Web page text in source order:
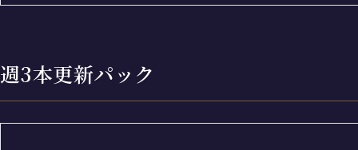
週3本更新パック